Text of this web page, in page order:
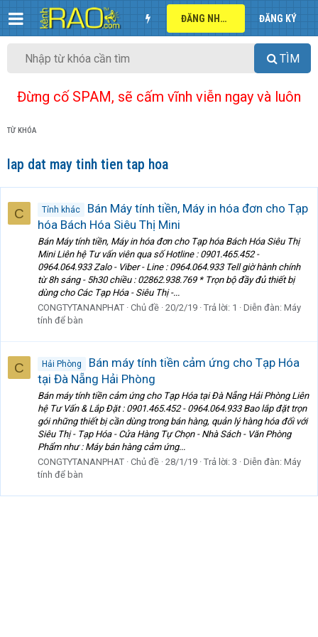
ĐĂNG NHẬP ĐĂNG KÝ
TÌM
Đừng cố SPAM, sẽ cấm vĩnh viễn ngay và luôn
TỪ KHÓA
lap dat may tinh tien tap hoa
C Tỉnh khác
Bán Máy tính tiền, Máy in hóa đơn cho Tạp
hóa Bách Hóa Siêu Thị Mini
Bán Máy tính tiền, Máy in hóa đơn cho Tạp hóa Bách Hóa Siêu Thị
Mini Liên hệ Tư vấn viên qua số Hotline : 0901.465.452 -
0964.064.933 Zalo - Viber - Line : 0964.064.933 Tell giờ hành chính
từ 8h sáng - 5h30 chiều : 02862.938.769 * Trọn bộ đầy đủ thiết bị
dùng cho Các Tạp Hóa - Siêu Thị -...
CONGTYTANANPHAT Chủ đề 20/2/19 Trả lời: 1 Diễn đàn: Máy
tính để bàn
C Hải Phòng
Bán máy tính tiền cảm ứng cho Tạp Hóa
tại Đà Nẵng Hải Phòng
Bán máy tính tiền cảm ứng cho Tạp Hóa tại Đà Nẵng Hải Phòng Liên
hệ Tư Vấn & Lắp Đặt : 0901.465.452 - 0964.064.933 Bao lắp đặt trọn
gói những thiết bị cần dùng trong bán hàng, quản lý hàng hóa đối với
Siêu Thị - Tạp Hóa - Cửa Hàng Tự Chọn - Nhà Sách - Văn Phòng
Phẩm như : Máy bán hàng cảm ứng...
CONGTYTANANPHAT Chủ đề 28/1/19 Trả lời: 3 Diễn đàn: Máy
tính để bàn